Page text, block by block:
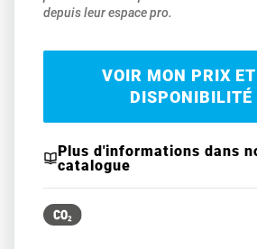
depuis leur espace pro.
VOIR MON PRIX
DISPONIBILITÉ
Plus d'informations dans
catalogue